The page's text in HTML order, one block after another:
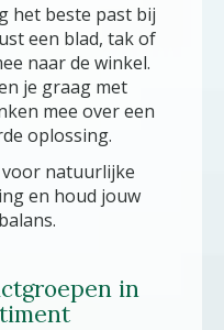
het beste past bij
een blad, tak of
naar de winkel.
je graag met
mee over een
oplossing.
natuurlijke
en houd jouw
in